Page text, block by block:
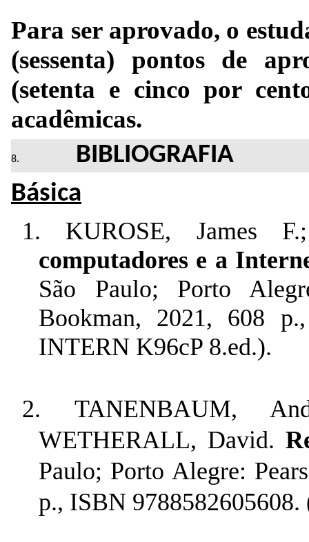
Para ser aprovado, o
(sessenta) pontos de
(setenta e cinco por
acadêmicas.
BIBLIOGRAFIA
Básica
1. KUROSE, James
computadores e a
São Paulo; Porto
Bookman, 2021, 608
INTERN K96cP 8.ed.).
2. TANENBAUM,
WETHERALL, David.
Paulo; Porto Alegre:
p., ISBN 9788582605608.